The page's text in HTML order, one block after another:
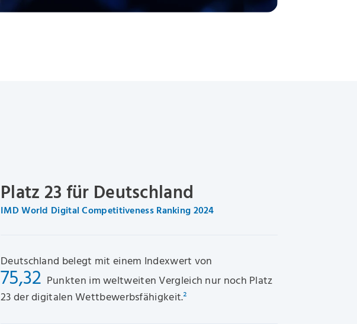
Platz 23 für Deutschland
IMD World Digital Competitiveness Ranking 2024
Deutschland belegt mit einem Indexwert von
75,32
Punkten im weltweiten Vergleich nur noch Platz
23 der digitalen Wettbewerbsfähigkeit.²